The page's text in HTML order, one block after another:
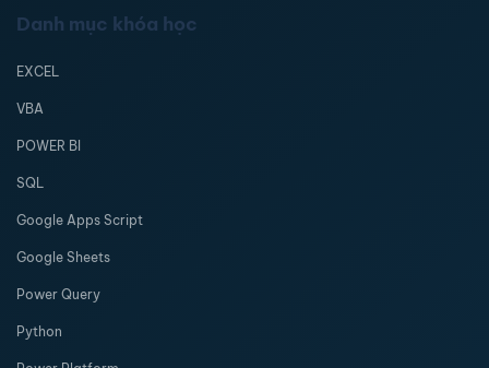
Danh mục khóa học
EXCEL
VBA
POWER BI
SQL
Google Apps Script
Google Sheets
Power Query
Python